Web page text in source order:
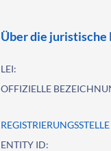
Über die juristische
LEI:
OFFIZIELLE
REGISTRIERUNGSSTELLE
ENTITY ID: